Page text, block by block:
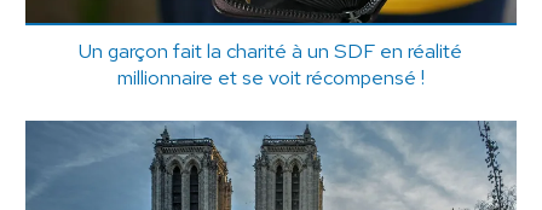
Un garçon fait la charité à un SDF en réalité
millionnaire et se voit récompensé !